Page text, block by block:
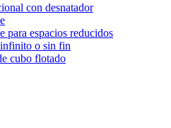
con desnatador
para espacios reducidos
o sin fin
cubo flotado